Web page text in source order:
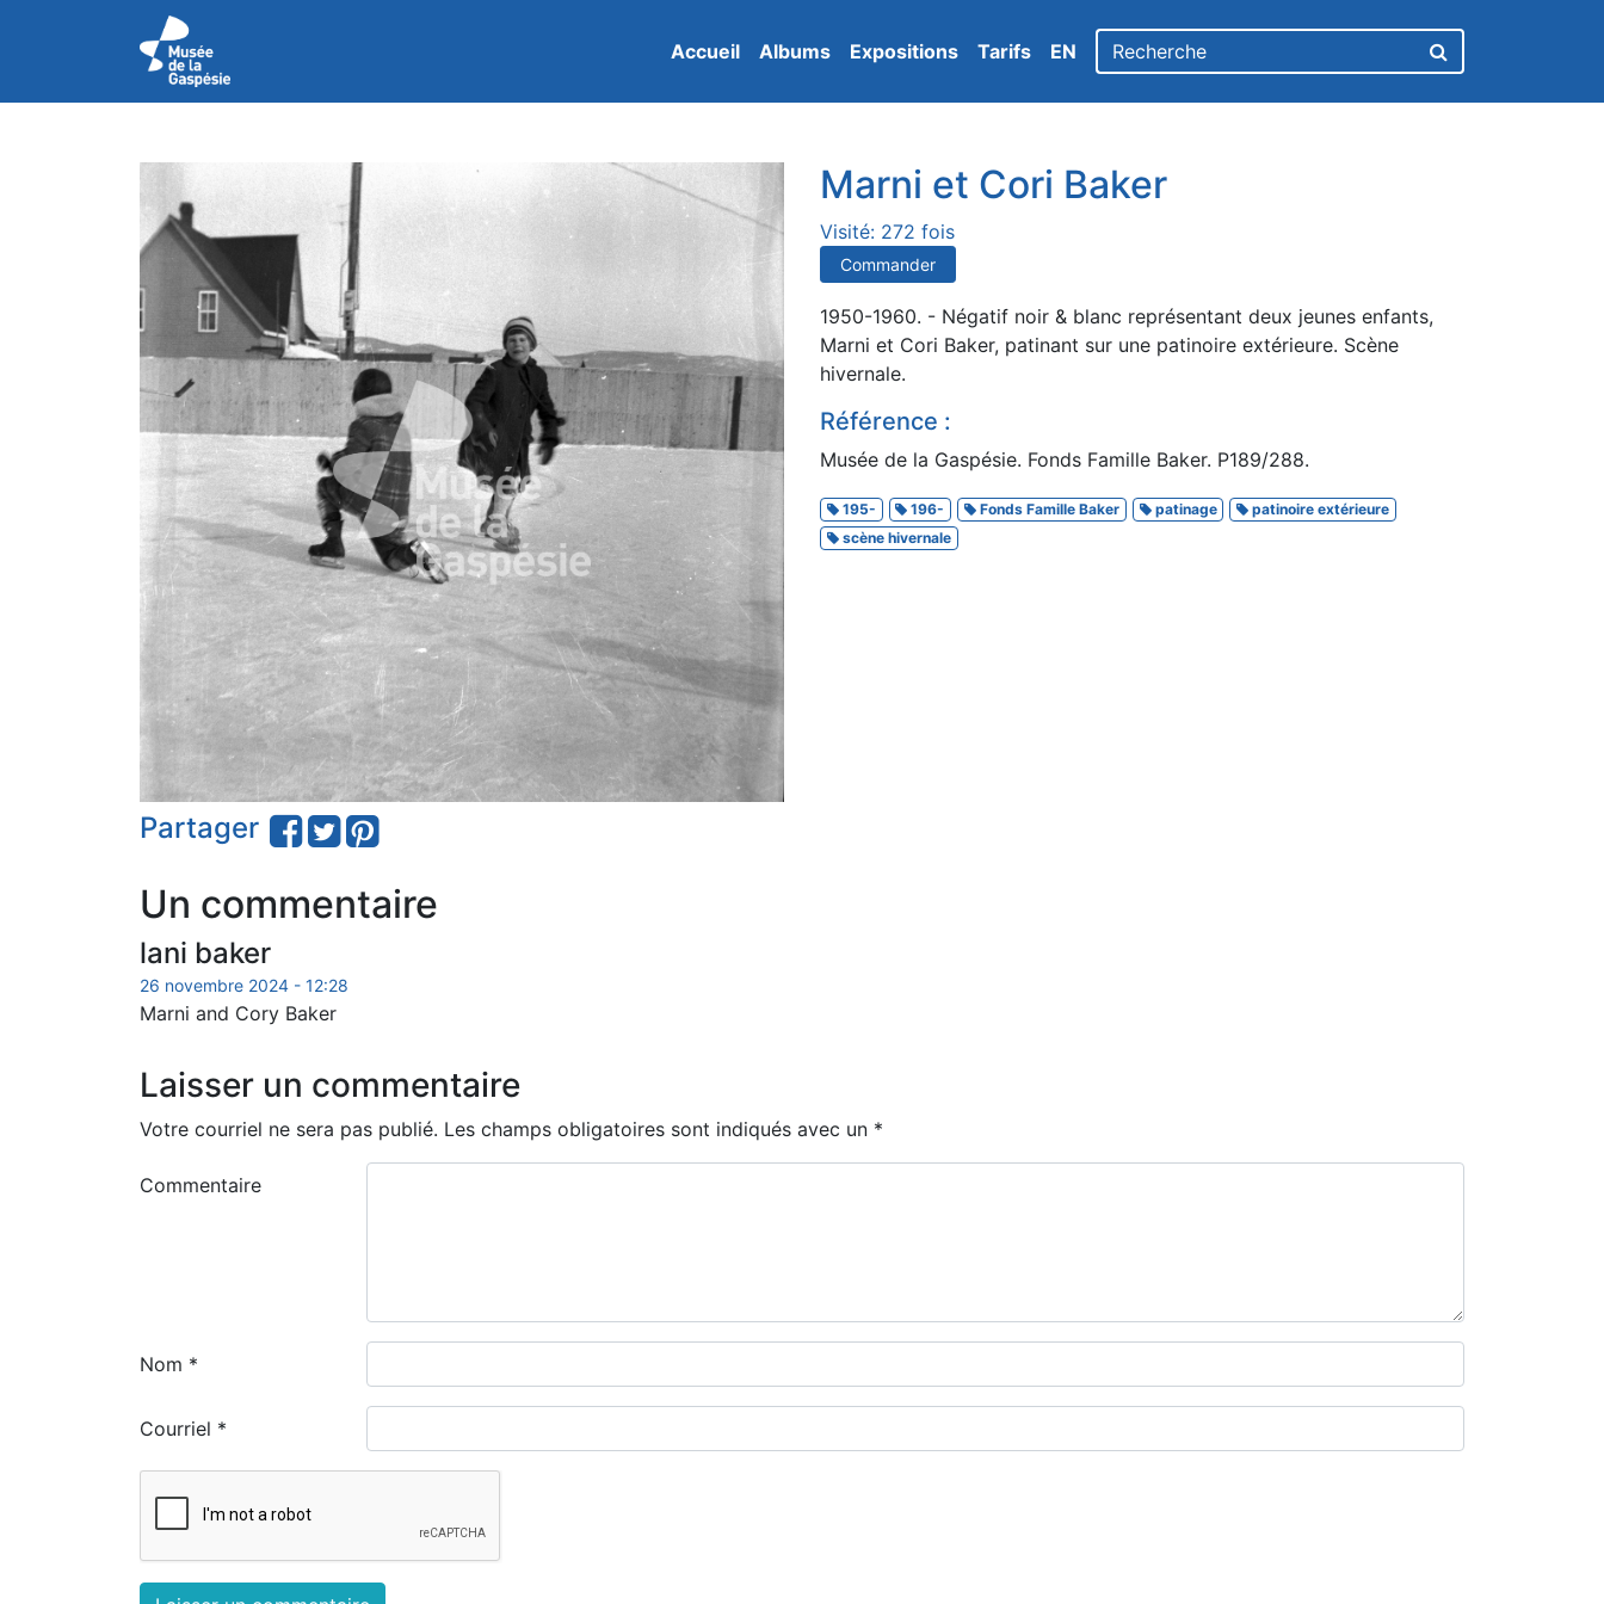
Accueil Albums Expositions Tarifs EN
Partager
Marni et Cori Baker
Visité: 272 fois
Commander
1950-1960. - Négatif noir & blanc représentant deux jeunes enfants,
Marni et Cori Baker, patinant sur une patinoire extérieure. Scène
hivernale.
Référence :
Musée de la Gaspésie. Fonds Famille Baker. P189/288.
195- 196- Fonds Famille Baker patinage
patinoire extérieure
scène hivernale
Un commentaire
lani baker
26 novembre 2024 - 12:28
Marni and Cory Baker
Laisser un commentaire
Votre courriel ne sera pas publié. Les champs obligatoires sont indiqués avec un *
Commentaire
Nom *
Courriel *